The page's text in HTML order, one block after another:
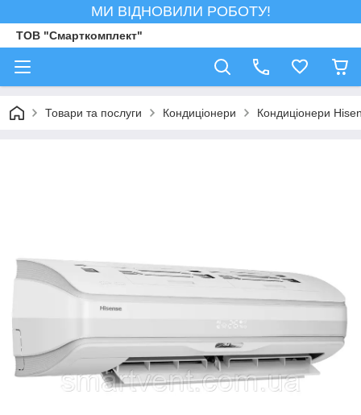
МИ ВІДНОВИЛИ РОБОТУ!
ТОВ "Смарткомплект"
Товари та послуги Кондиціонери Кондиціонери